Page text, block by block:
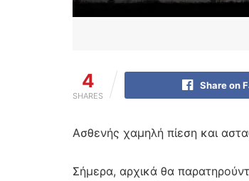
4
SHARES
Share on
Ασθενής χαμηλή πίεση και
Σήμερα, αρχικά θα